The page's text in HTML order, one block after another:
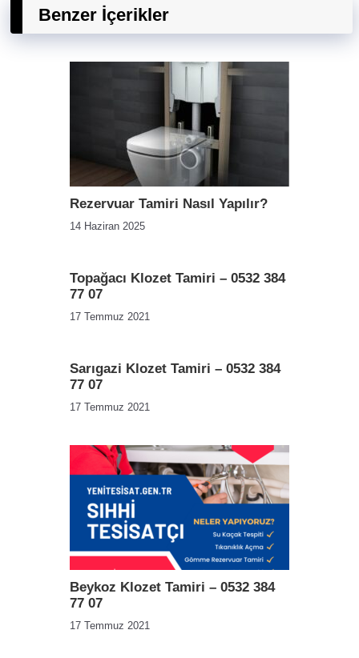
Benzer İçerikler
Rezervuar Tamiri Nasıl Yapılır?
14 Haziran 2025
Topağacı Klozet Tamiri – 0532 384
77 07
17 Temmuz 2021
Sarıgazi Klozet Tamiri – 0532 384
77 07
17 Temmuz 2021
Beykoz Klozet Tamiri – 0532 384
77 07
17 Temmuz 2021